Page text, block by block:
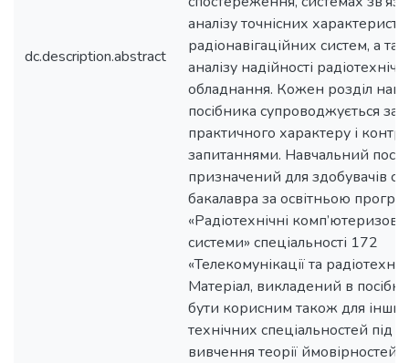
dc.description.abstract
аналізу точнісних
радіонавігаційних систем, а
аналізу надійності
обладнання. Кожен розділ
посібника супроводжується
практичного характеру і
запитаннями. Навчальний
призначений для здобувачів
бакалавра за освітньою
«Радіотехнічні
системи» спеціальності 172
«Телекомунікації та
Матеріал, викладений в
бути корисним також для інших
технічних спеціальностей під
вивчення теорії ймовірностей